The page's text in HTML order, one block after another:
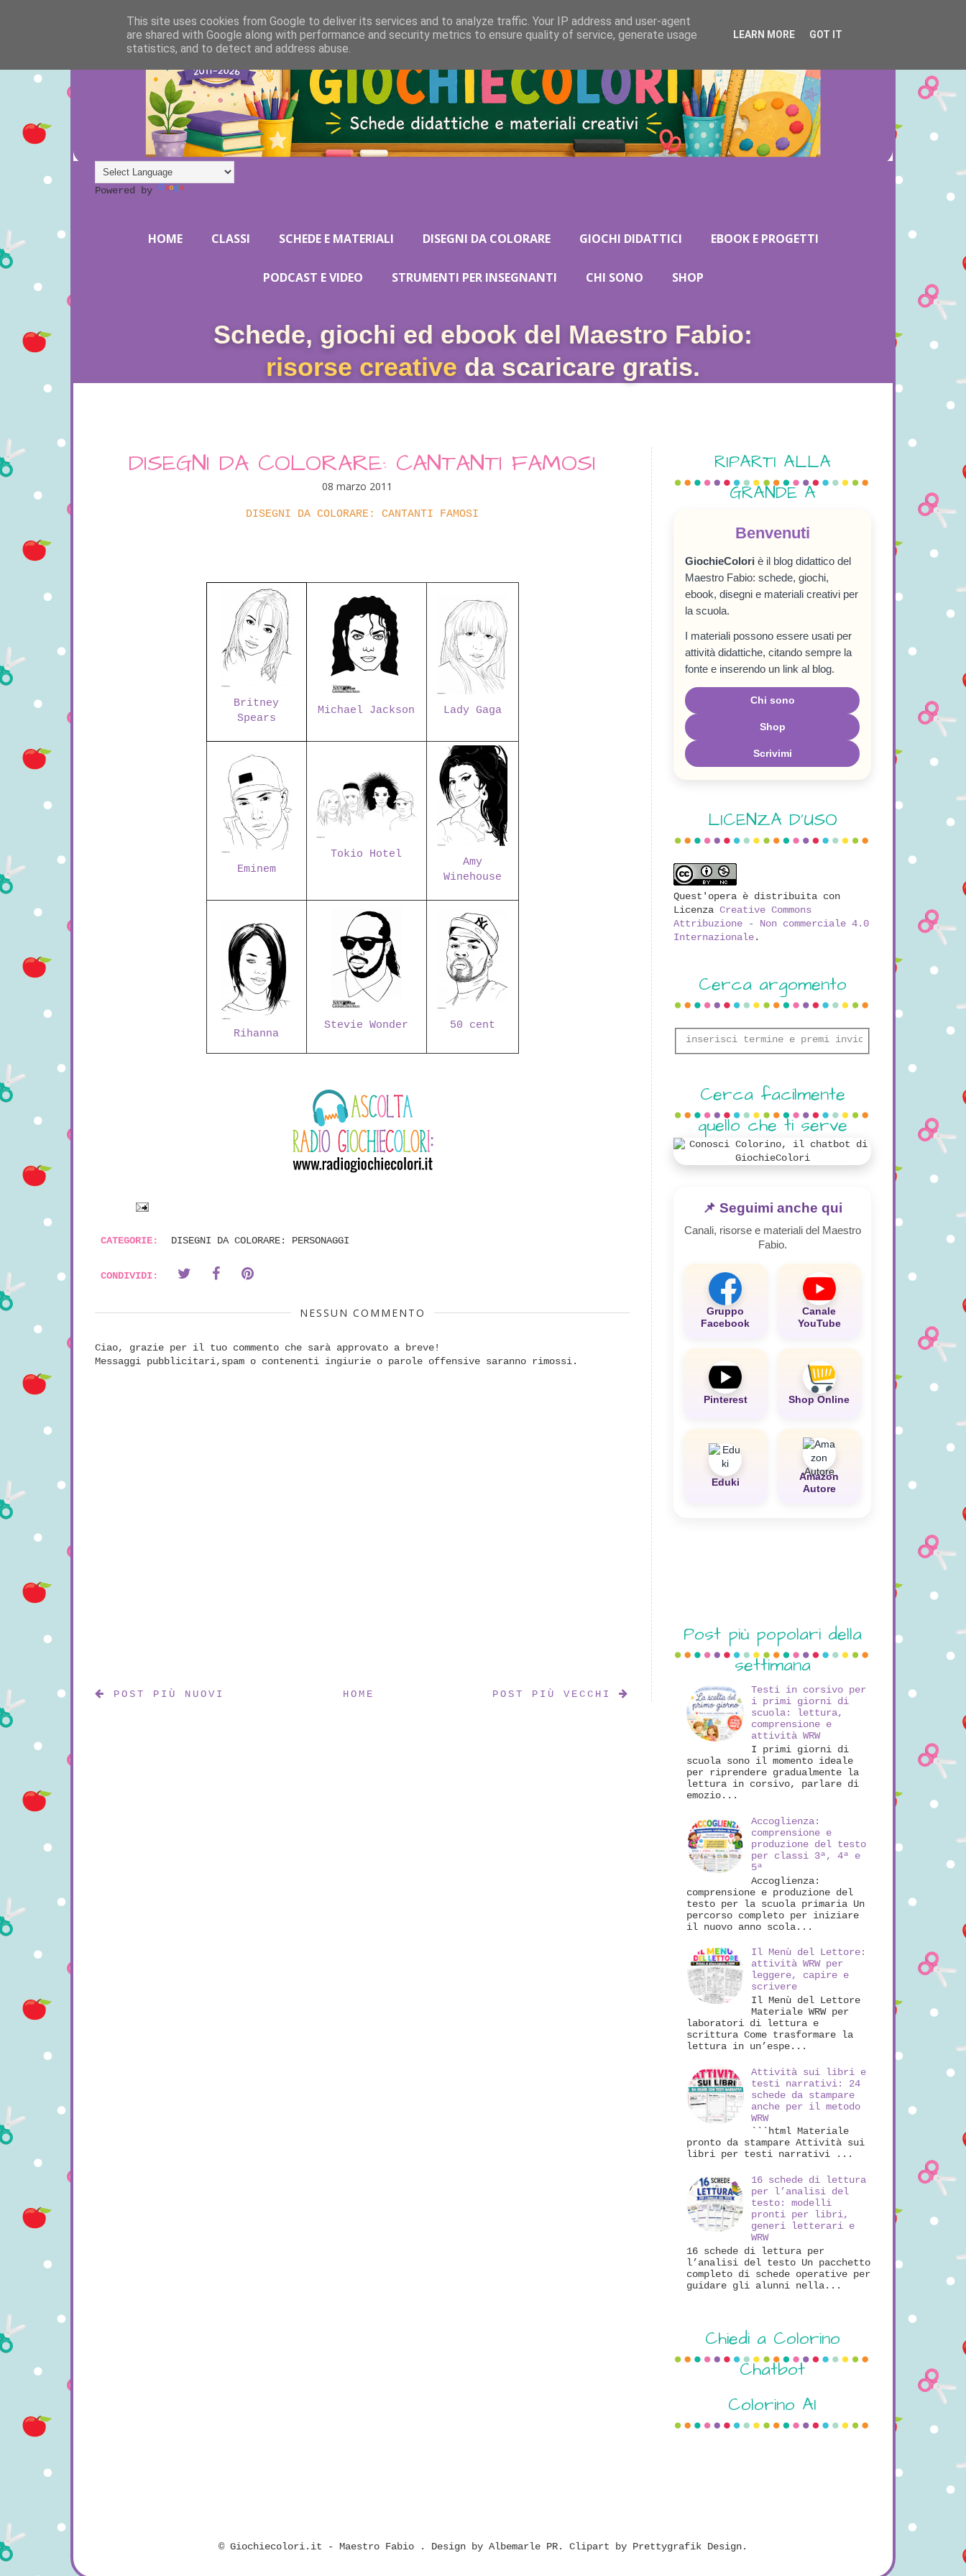
Powered by
HOME CLASSI SCHEDE E MATERIALI DISEGNI DA COLORARE GIOCHI DIDATTICI EBOOK E PROGETTI
PODCAST E VIDEO STRUMENTI PER INSEGNANTI CHI SONO SHOP
Schede, giochi ed ebook del Maestro Fabio:
risorse creative da scaricare gratis.
DISEGNI DA COLORARE: CANTANTI FAMOSI
08 marzo 2011
DISEGNI DA COLORARE: CANTANTI FAMOSI
Britney
Spears
Michael Jackson Lady Gaga
Eminem
Tokio Hotel
Amy
Winehouse
Rihanna
Stevie Wonder 50 cent
CATEGORIE: DISEGNI DA COLORARE: PERSONAGGI
CONDIVIDI:
NESSUN COMMENTO
Ciao, grazie per il tuo commento che sarà approvato a breve!
Messaggi pubblicitari,spam o contenenti ingiurie o parole offensive saranno rimossi.
POST PIÙ NUOVI POST PIÙ VECCHI
HOME
RIPARTI ALLA
GRANDE A
SETTEMBRE!
Benvenuti
GiochieColori è il blog didattico del
Maestro Fabio: schede, giochi,
ebook, disegni e materiali creativi per
la scuola.
I materiali possono essere usati per
attività didattiche, citando sempre la
fonte e inserendo un link al blog.
Chi sono
Shop
Scrivimi
LICENZA D'USO
Quest'opera è distribuita con
Licenza Creative Commons
Attribuzione - Non commerciale 4.0
Internazionale.
Cerca argomento
Cerca facilmente
quello che ti serve
📌 Seguimi anche qui
Canali, risorse e materiali del Maestro
Fabio.
Gruppo
Facebook
Canale
YouTube
Pinterest Shop Online
Eduki
Amazon
Autore
Post più popolari della
settimana
Testi in corsivo per
i primi giorni di
scuola: lettura,
comprensione e
attività WRW
I primi giorni di
scuola sono il momento ideale
per riprendere gradualmente la
lettura in corsivo, parlare di
emozio...
Accoglienza:
comprensione e
produzione del testo
per classi 3ª, 4ª e
5ª
Accoglienza:
comprensione e produzione del
testo per la scuola primaria Un
percorso completo per iniziare
il nuovo anno scola...
Il Menù del Lettore:
attività WRW per
leggere, capire e
scrivere
Il Menù del Lettore
Materiale WRW per
laboratori di lettura e
scrittura Come trasformare la
lettura in un’espe...
Attività sui libri e
testi narrativi: 24
schede da stampare
anche per il metodo
WRW
```html Materiale
pronto da stampare Attività sui
libri per testi narrativi ...
16 schede di lettura
per l’analisi del
testo: modelli
pronti per libri,
generi letterari e
WRW
16 schede di lettura per
l’analisi del testo Un pacchetto
completo di schede operative per
guidare gli alunni nella...
Chiedi a Colorino
Chatbot
Colorino AI
© Giochiecolori.it - Maestro Fabio . Design by Albemarle PR. Clipart by Prettygrafik Design.
This site uses cookies from Google to deliver its services and to analyze traffic. Your IP address and user-agent
are shared with Google along with performance and security metrics to ensure quality of service, generate usage
statistics, and to detect and address abuse.
LEARN MORE GOT IT